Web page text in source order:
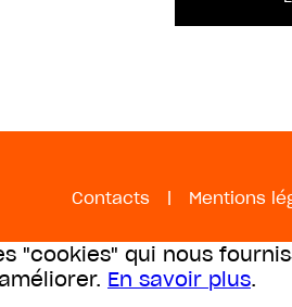
Contacts | Mentions
"cookies" qui nous
En savoir plus.